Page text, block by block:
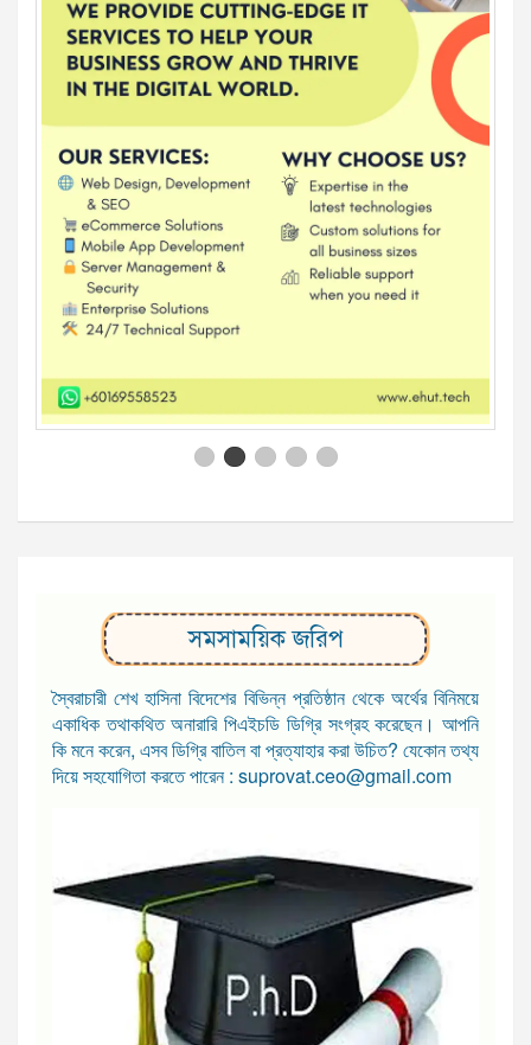
সমসাময়িক জরিপ
স্বৈরাচারী শেখ হাসিনা বিদেশের বিভিন্ন প্রতিষ্ঠান থেকে অর্থের বিনিময়ে
একাধিক তথাকথিত অনারারি পিএইচডি ডিগ্রি সংগ্রহ করেছেন। আপনি
কি মনে করেন, এসব ডিগ্রি বাতিল বা প্রত্যাহার করা উচিত? যেকোন তথ্য
দিয়ে সহযোগিতা করতে পারেন : suprovat.ceo@gmail.com